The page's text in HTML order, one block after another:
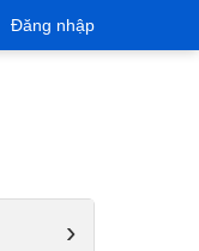
Đăng nhập
›